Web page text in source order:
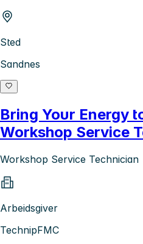
Sted
Sandnes
Bring Your Energy
Workshop Service
Workshop Service Technician
Arbeidsgiver
TechnipFMC